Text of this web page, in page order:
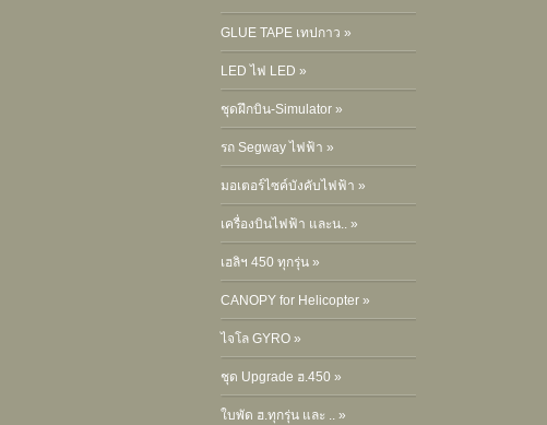
GLUE TAPE เทปกาว »
LED ไฟ LED »
ชุดฝึกบิน-Simulator »
รถ Segway ไฟฟ้า »
มอเตอร์ไซค์บังคับไฟฟ้า »
เครื่องบินไฟฟ้า และน.. »
เฮลิฯ 450 ทุกรุ่น »
CANOPY for Helicopter »
ไจโล GYRO »
ชุด Upgrade ฮ.450 »
ใบพัด ฮ.ทุกรุ่น และ .. »